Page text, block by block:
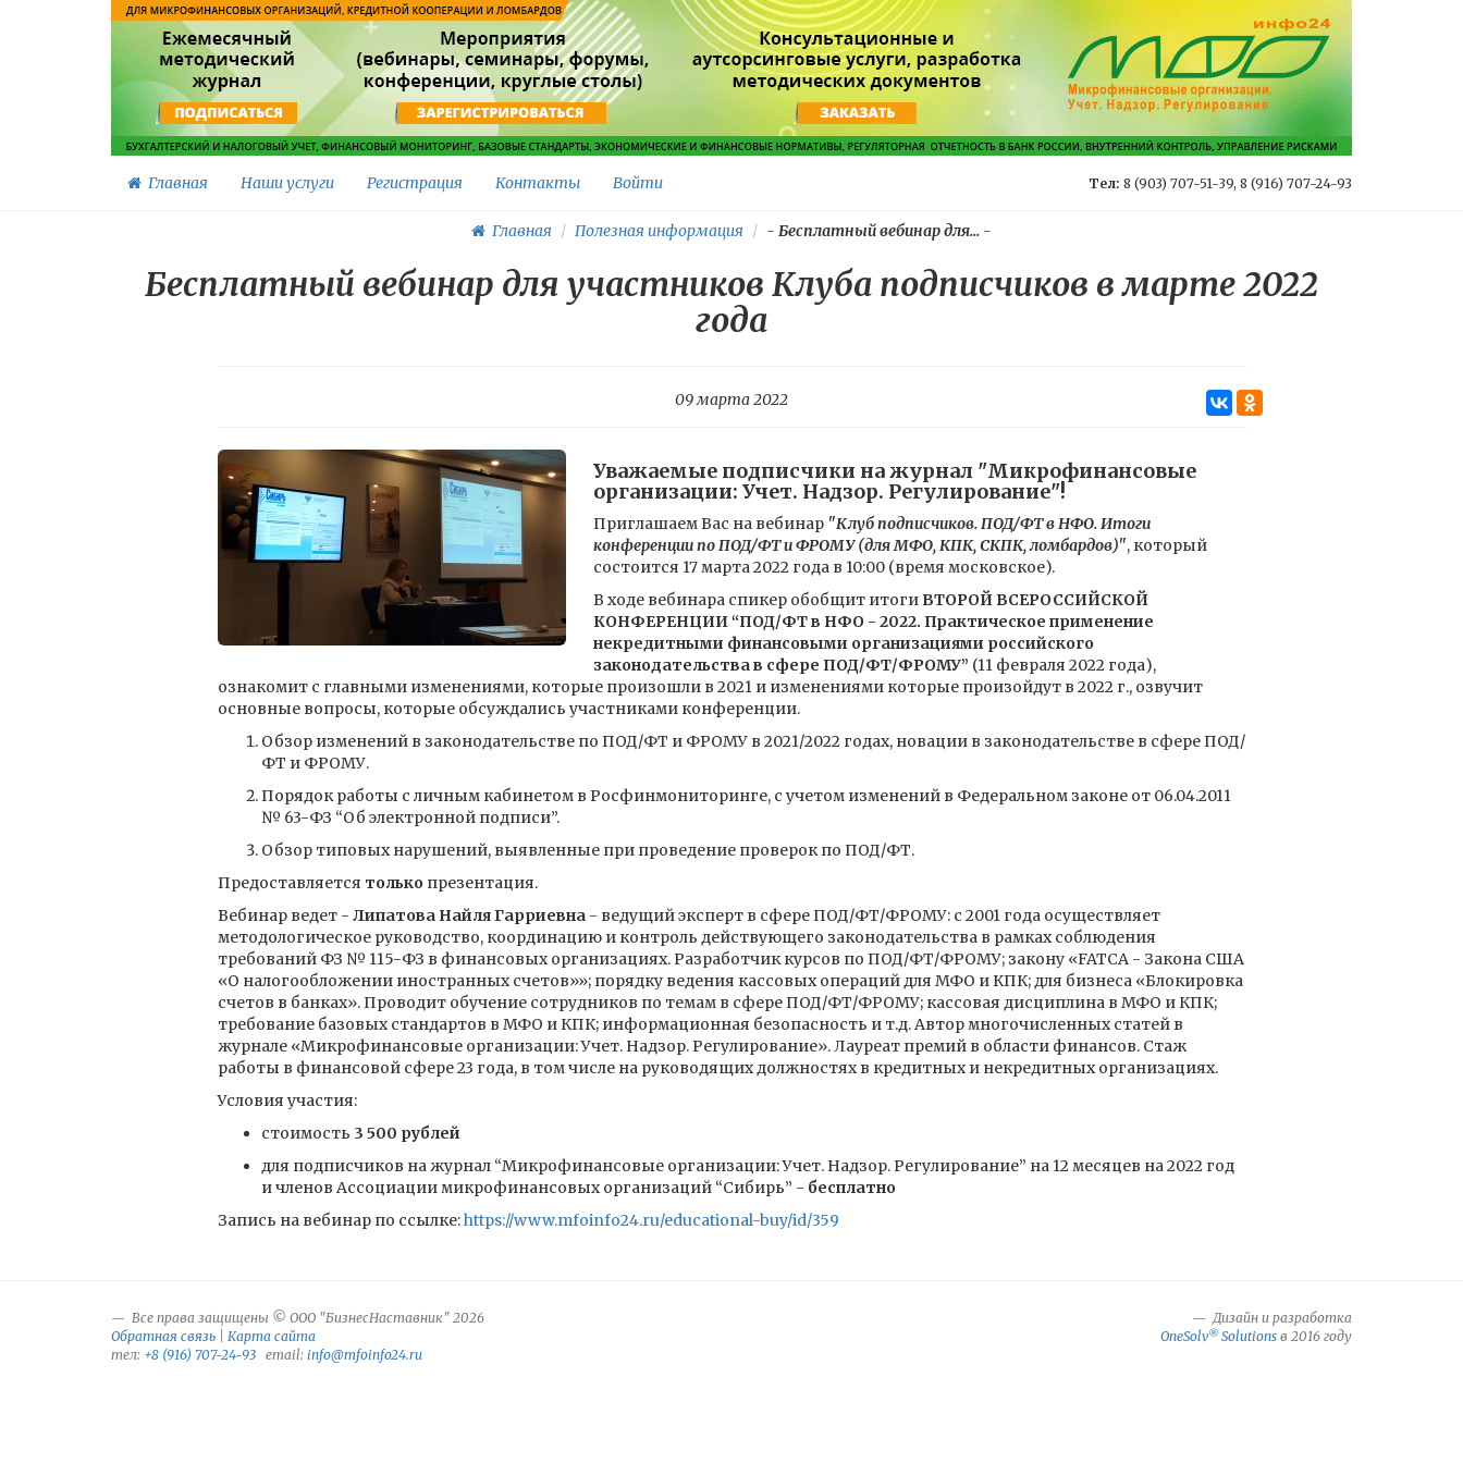
Главная Наши услуги Регистрация Контакты Войти Тел: 8 (903) 707-51-39, 8 (916) 707-24-93
Главная Полезная информация - Бесплатный вебинар для... -
Бесплатный вебинар для участников Клуба подписчиков в марте 2022
года
09 марта 2022
Уважаемые подписчики на журнал "Микрофинансовые
организации: Учет. Надзор. Регулирование"!
Приглашаем Вас на вебинар "Клуб подписчиков. ПОД/ФТ в НФО. Итоги
конференции по ПОД/ФТ и ФРОМУ (для МФО, КПК, СКПК, ломбардов)", который
состоится 17 марта 2022 года в 10:00 (время московское).
В ходе вебинара спикер обобщит итогиВТОРОЙ ВСЕРОССИЙСКОЙ
КОНФЕРЕНЦИИ “ПОД/ФТ в НФО - 2022. Практическое применение
некредитными финансовыми организациями российского
законодательства в сфере ПОД/ФТ/ФРОМУ” (11 февраля 2022 года),
ознакомит с главными изменениями, которые произошли в 2021 и изменениями которые произойдут в 2022 г., озвучит
основные вопросы, которые обсуждались участниками конференции.
Обзор изменений в законодательстве по ПОД/ФТ и ФРОМУ в 2021/2022 годах, новации в законодательстве в сфере ПОД/
ФТ и ФРОМУ.
Порядок работы с личным кабинетом в Росфинмониторинге, с учетом изменений в Федеральном законе от 06.04.2011
№ 63-ФЗ “Об электронной подписи”.
Обзор типовых нарушений, выявленные при проведение проверок по ПОД/ФТ.
Предоставляется толькопрезентация.
Вебинар ведет - Липатова Найля Гарриевна- ведущий эксперт в сфере ПОД/ФТ/ФРОМУ: с 2001 года осуществляет
методологическое руководство, координацию и контроль действующего законодательства в рамках соблюдения
требований ФЗ № 115-ФЗ в финансовых организациях. Разработчик курсов по ПОД/ФТ/ФРОМУ; закону «FATCA - Закона США
«О налогообложении иностранных счетов»»; порядку ведения кассовых операций для МФО и КПК; для бизнеса «Блокировка
счетов в банках». Проводит обучение сотрудников по темам в сфере ПОД/ФТ/ФРОМУ; кассовая дисциплина в МФО и КПК;
требование базовых стандартов в МФО и КПК; информационная безопасность и т.д. Автор многочисленных статей в
журнале «Микрофинансовые организации: Учет. Надзор. Регулирование». Лауреат премий в области финансов. Стаж
работы в финансовой сфере 23 года, в том числе на руководящих должностях в кредитных и некредитных организациях.
Условия участия:
стоимость 3 500 рублей
для подписчиков на журнал “Микрофинансовые организации: Учет. Надзор. Регулирование” на 12 месяцев на 2022 год
и членов Ассоциации микрофинансовых организаций “Сибирь” - бесплатно
Запись на вебинар по ссылке:https://www.mfoinfo24.ru/educational-buy/id/359
Все права защищены © ООО "БизнесНаставник" 2026
Обратная связь
Карта сайта
тел: +8 (916) 707-24-93 email: info@mfoinfo24.ru
Дизайн и разработка
OneSolv® Solutions в 2016 году